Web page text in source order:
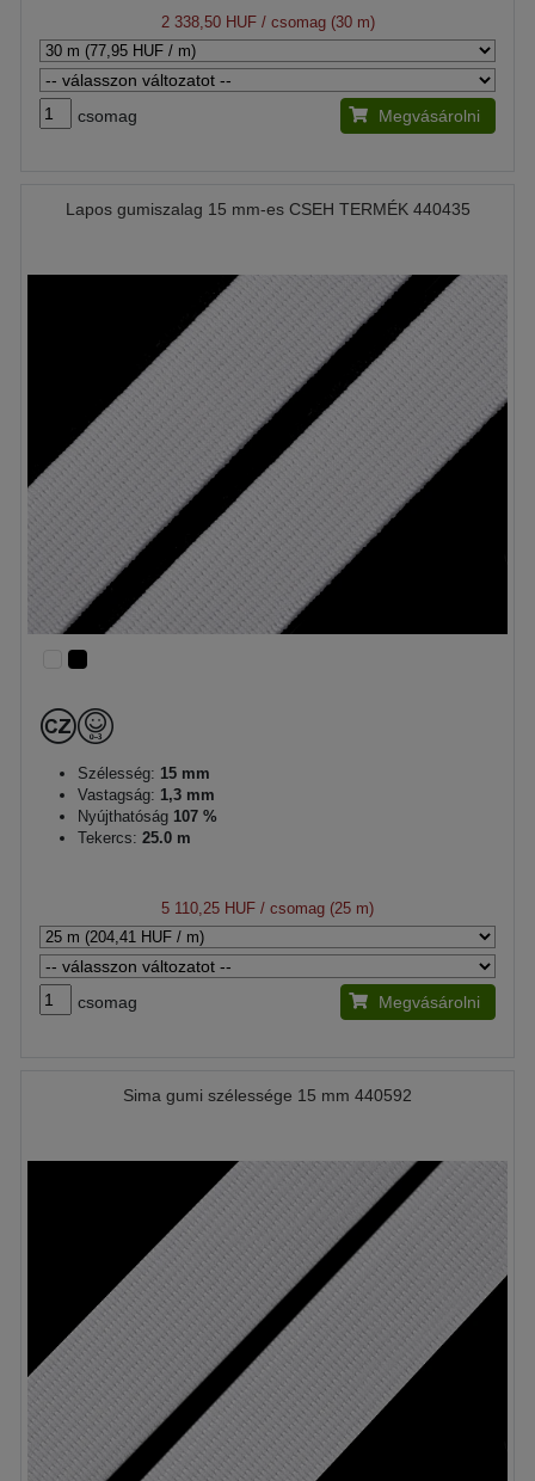
2 338,50 HUF/ csomag (30 m)
csomag Megvásárolni
Lapos gumiszalag 15 mm-es CSEH TERMÉK 440435
Szélesség: 15 mm
Vastagság: 1,3 mm
Nyújthatóság 107 %
Tekercs: 25.0 m
5 110,25 HUF / csomag (25 m)
csomag Megvásárolni
Sima gumi szélessége 15 mm 440592